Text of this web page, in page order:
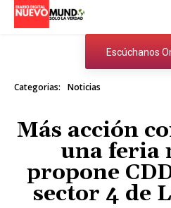
Escúchanos
Categorias: Noticias
Más acción
una feria
propone
sector 4 de